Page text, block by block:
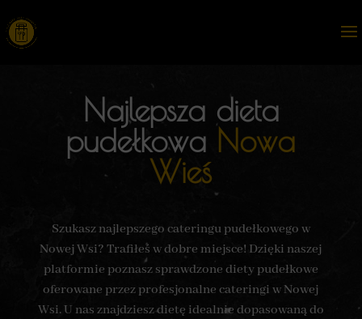
Najlepsza dieta
pudełkowa Nowa
Wieś
Szukasz najlepszego cateringu pudełkowego w
Nowej Wsi? Trafiłeś w dobre miejsce! Dzięki naszej
platformie poznasz sprawdzone diety pudełkowe
oferowane przez profesjonalne cateringi w Nowej
Wsi. U nas znajdziesz dietę idealnie dopasowaną do